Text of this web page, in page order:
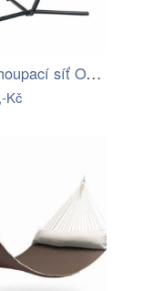
Stojan na houpací síť OTAN NEW TYP 1…
Kč